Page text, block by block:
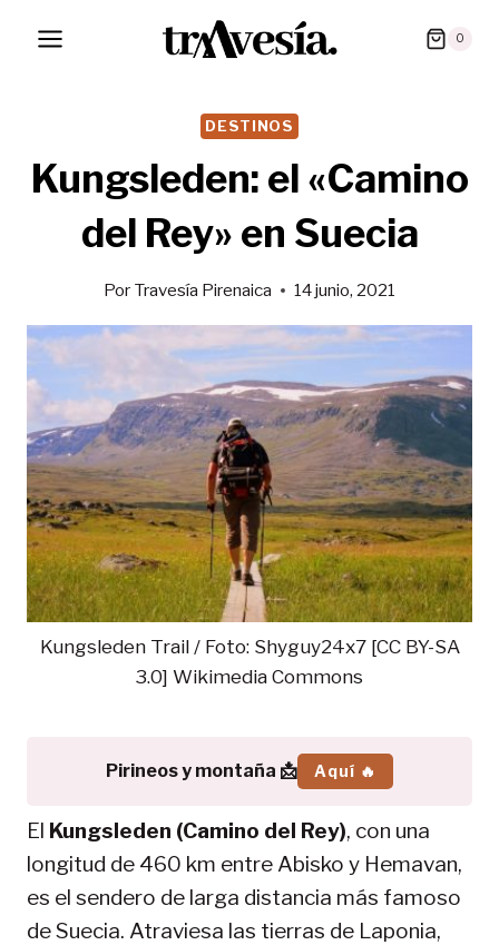
0
DESTINOS
Kungsleden: el «Camino
del Rey» en Suecia
Por Travesía Pirenaica 14 junio, 2021
Kungsleden Trail / Foto: Shyguy24x7 [CC BY-SA
3.0] Wikimedia Commons
Pirineos y montaña 📩 Aquí 🔥
El Kungsleden (Camino del Rey), con una
longitud de 460 km entre Abisko y Hemavan,
es el sendero de larga distancia más famoso
de Suecia. Atraviesa las tierras de Laponia,